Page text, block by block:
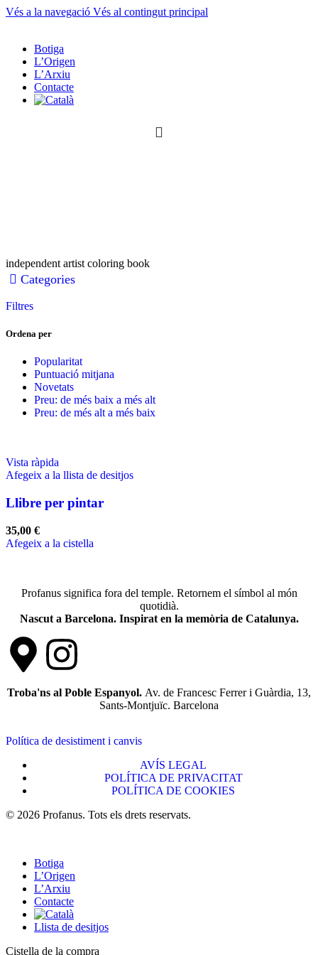
Vés a la navegació Vés al contingut principal
Botiga
L’Origen
L’Arxiu
Contacte
independent artist coloring book
Categories
Filtres
Ordena per
Popularitat
Puntuació mitjana
Novetats
Preu: de més baix a més alt
Preu: de més alt a més baix
Vista ràpida
Afegeix a la llista de desitjos
Llibre per pintar
35,00 €
Afegeix a la cistella
Profanus significa fora del temple. Retornem el símbol al món
quotidià.
Nascut a Barcelona. Inspirat en la memòria de Catalunya.
Troba'ns al Poble Espanyol. Av. de Francesc Ferrer i Guàrdia, 13,
Sants-Montjuïc. Barcelona
Política de desistiment i canvis
AVÍS LEGAL
POLÍTICA DE PRIVACITAT
POLÍTICA DE COOKIES
© 2026 Profanus. Tots els drets reservats.
Botiga
L’Origen
L’Arxiu
Contacte
Llista de desitjos
Cistella de la compra